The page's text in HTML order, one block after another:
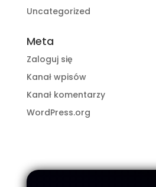
Uncategorized
Meta
Zaloguj się
Kanał wpisów
Kanał komentarzy
WordPress.org